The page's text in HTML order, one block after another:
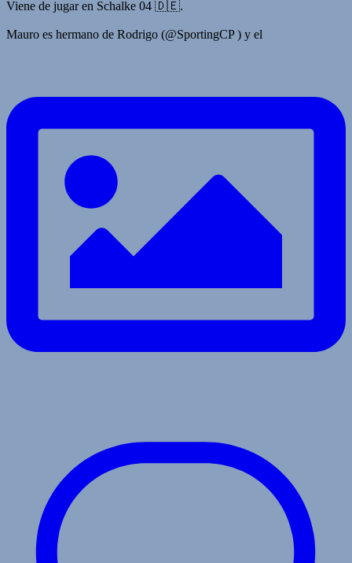
Viene de jugar en Schalke 04 🇩🇪.
Mauro es hermano de Rodrigo (@SportingCP ) y el